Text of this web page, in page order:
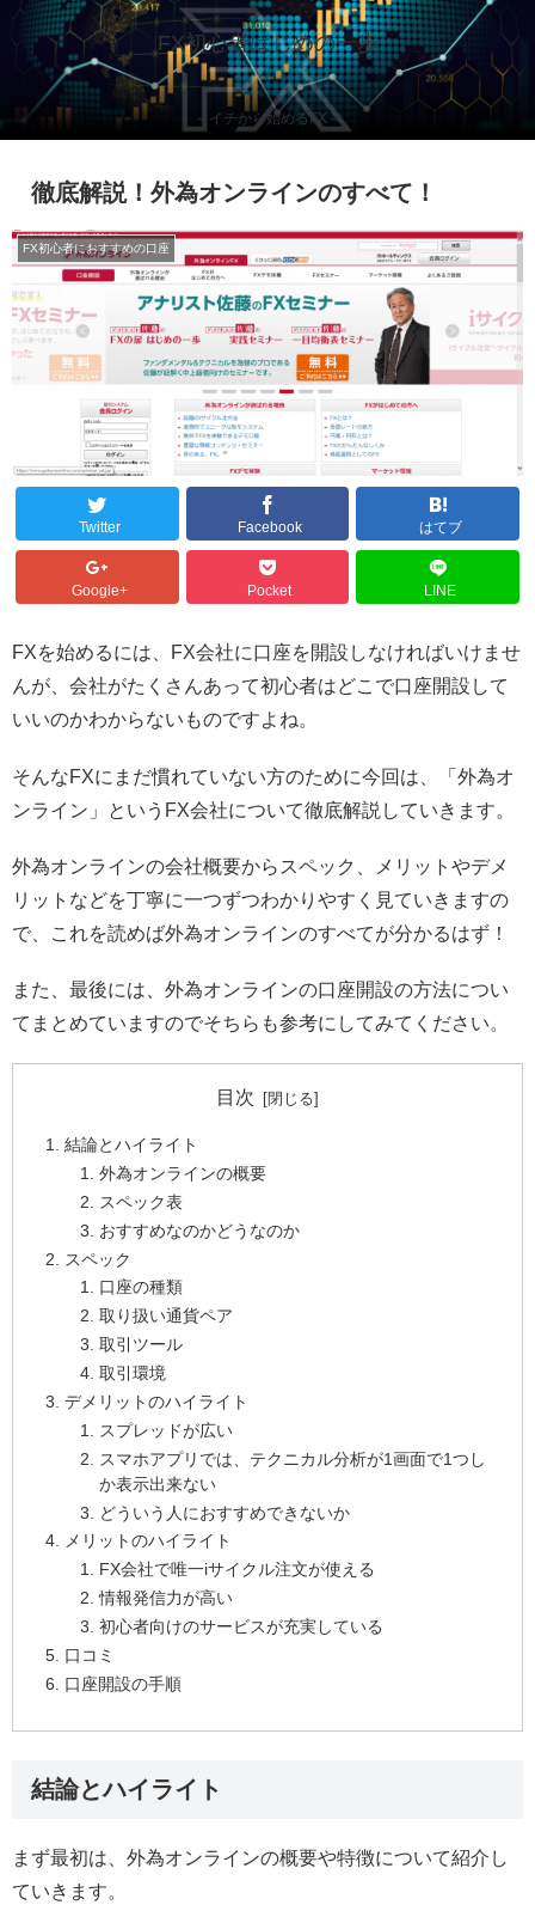
FX初心者はじめの一歩
～イチから始めるFX～
徹底解説！外為オンラインのすべて！
FX初心者におすすめの口座
Twitter Facebook はてブ
Google+ Pocket LINE
FXを始めるには、FX会社に口座を開設しなければいけませ
んが、会社がたくさんあって初心者はどこで口座開設して
いいのかわからないものですよね。
そんなFXにまだ慣れていない方のために今回は、「外為オ
ンライン」というFX会社について徹底解説していきます。
外為オンラインの会社概要からスペック、メリットやデメ
リットなどを丁寧に一つずつわかりやすく見ていきますの
で、これを読めば外為オンラインのすべてが分かるはず！
また、最後には、外為オンラインの口座開設の方法につい
てまとめていますのでそちらも参考にしてみてください。
目次
結論とハイライト
外為オンラインの概要
スペック表
おすすめなのかどうなのか
スペック
口座の種類
取り扱い通貨ペア
取引ツール
取引環境
デメリットのハイライト
スプレッドが広い
スマホアプリでは、テクニカル分析が1画面で1つし
か表示出来ない
どういう人におすすめできないか
メリットのハイライト
FX会社で唯一iサイクル注文が使える
情報発信力が高い
初心者向けのサービスが充実している
口コミ
口座開設の手順
結論とハイライト
まず最初は、外為オンラインの概要や特徴について紹介し
ていきます。